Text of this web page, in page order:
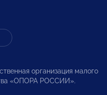
организация малого
«ОПОРА РОССИИ».